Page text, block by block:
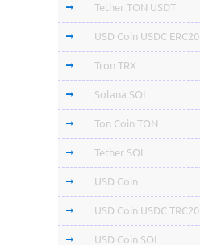
Tether TON USDT
USD Coin USDC ERC20
Tron TRX
Solana SOL
Ton Coin TON
Tether SOL
USD Coin
USD Coin USDC TRC20
USD Coin SOL